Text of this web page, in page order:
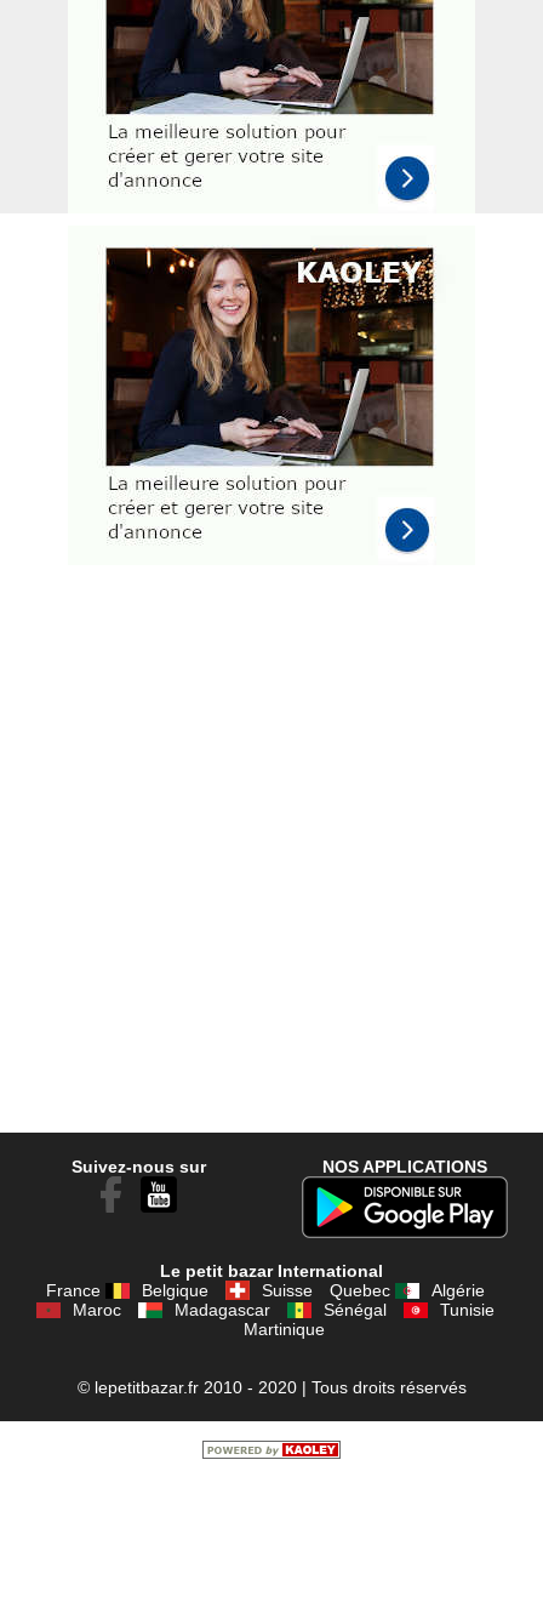
Suivez-nous sur NOS APPLICATIONS
Le petit bazar International
France
Belgique Suisse Quebec
Algérie
Maroc
Madagascar Sénégal
Tunisie
Martinique
© lepetitbazar.fr 2010 - 2020 | Tous droits réservés